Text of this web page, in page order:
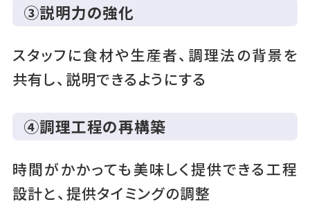
③説明力の強化
スタッフに食材や生産者、調理法の背景を
共有し、説明できるようにする
④調理工程の再構築
時間がかかっても美味しく提供できる工程
設計と、提供タイミングの調整